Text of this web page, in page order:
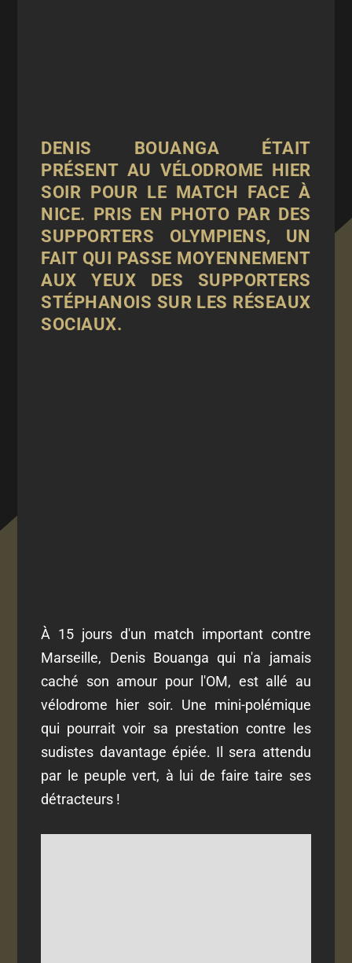
DENIS BOUANGA ÉTAIT
PRÉSENT AU VÉLODROME HIER
SOIR POUR LE MATCH FACE À
NICE. PRIS EN PHOTO PAR DES
SUPPORTERS OLYMPIENS, UN
FAIT QUI PASSE MOYENNEMENT
AUX YEUX DES SUPPORTERS
STÉPHANOIS SUR LES RÉSEAUX
SOCIAUX.
À 15 jours d'un match important contre
Marseille, Denis Bouanga qui n'a jamais
caché son amour pour l'OM, est allé au
vélodrome hier soir. Une mini-polémique
qui pourrait voir sa prestation contre les
sudistes davantage épiée. Il sera attendu
par le peuple vert, à lui de faire taire ses
détracteurs !